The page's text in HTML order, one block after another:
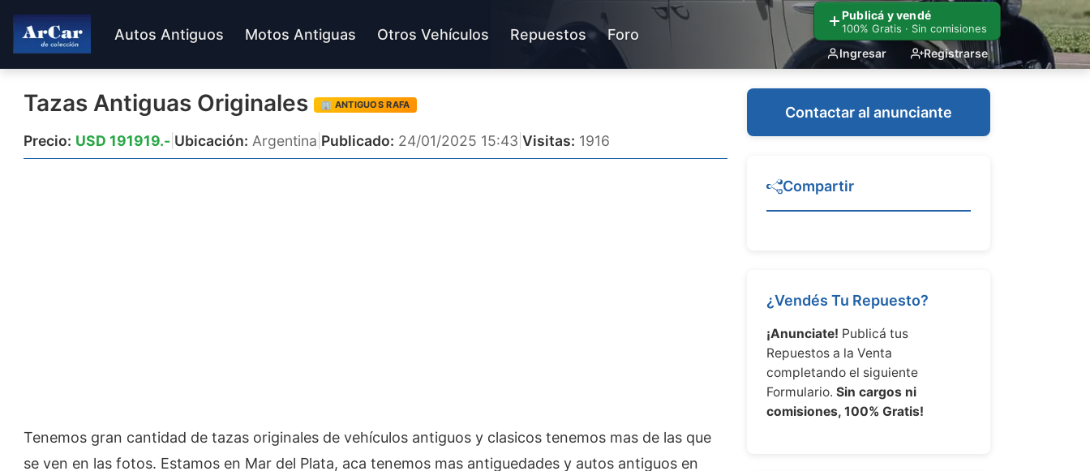
Publicá y vendé
100% Gratis · Sin comisiones
Ingresar Registrarse
Autos Antiguos Motos Antiguas Otros Vehículos Repuestos Foro
Tazas Antiguas Originales 🏢 ANTIGUOS RAFA
Precio: USD 191919.- Ubicación: Argentina Publicado: 24/01/2025 15:43 Visitas: 1916
Tenemos gran cantidad de tazas originales de vehículos antiguos y clasicos tenemos mas de las que
se ven en las fotos. Estamos en Mar del Plata, aca tenemos mas antiguedades y autos antiguos en
Contactar al anunciante
Compartir
¿Vendés Tu Repuesto?
¡Anunciate! Publicá tus
Repuestos a la Venta
completando el siguiente
Formulario. Sin cargos ni
comisiones, 100% Gratis!